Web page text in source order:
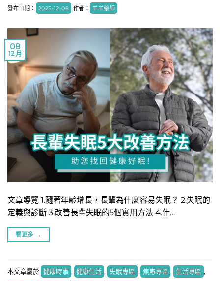
發布日期： 2025-12-08 作者： 羊羊藥師
08
12 月
文章導覽 1.隨著年齡增長，長輩為什麼容易失眠？ 2.失眠的
定義與診斷 3.改善長輩失眠的5個實用方法 4.什…
看更多 →
本文章屬於 健康時事 , 健康生活 , 失眠專區 , 焦慮專區 , 生活專區 ,